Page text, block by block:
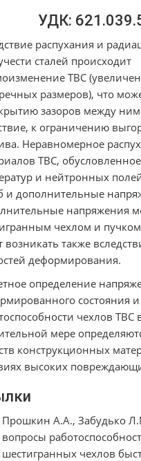
УДК:
распухания и
сталей происходит
ТВС
размеров), что
зазоров между
к ограничению
Неравномерное
ТВС,
и нейтронных
и дополнительные
напряжения
чехлом и
возникать также
деформирования.
определение
состояния
чехлов ТВС
мере
конструкционных
высоких
Прошкин А.А., Забудько
вопросы
шестигранных чехлов